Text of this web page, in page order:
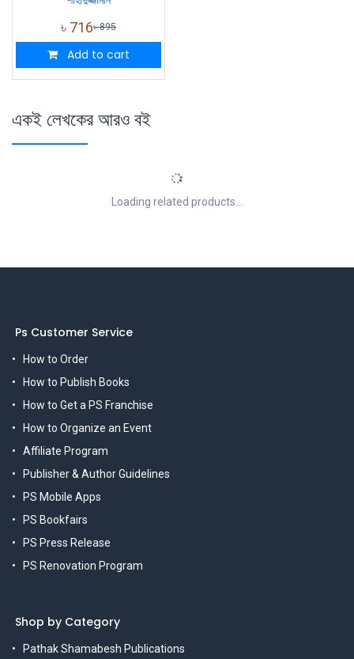
৳ 716৳895
Add to cart
একই লেখকের আরও বই
Loading related products...
Ps Customer Service
How to Order
How to Publish Books
How to Get a PS Franchise
How to Organize an Event
Affiliate Program
Publisher & Author Guidelines
PS Mobile Apps
PS Bookfairs
PS Press Release
PS Renovation Program
Shop by Category
Pathak Shamabesh Publications